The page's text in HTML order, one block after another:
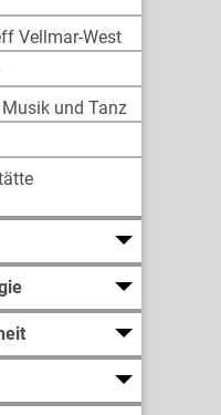
Vellmar-West
und Tanz